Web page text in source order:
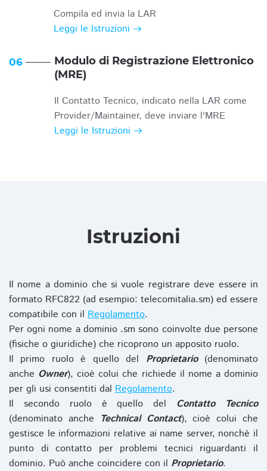
Compila ed invia la LAR
Leggi le Istruzioni
06
Modulo di Registrazione Elettronico
(MRE)
Il Contatto Tecnico, indicato nella LAR come
Provider/Maintainer, deve inviare l'MRE
Leggi le Istruzioni
Istruzioni
Il nome a dominio che si vuole registrare deve essere in
formato RFC822 (ad esempio: telecomitalia.sm) ed essere
compatibile con il Regolamento.
Per ogni nome a dominio .sm sono coinvolte due persone
(fisiche o giuridiche) che ricoprono un apposito ruolo.
Il primo ruolo è quello del Proprietario(denominato
anche Owner), cioè colui che richiede il nome a dominio
per gli usi consentiti dal Regolamento.
Il secondo ruolo è quello del Contatto Tecnico
(denominato anche Technical Contact), cioè colui che
gestisce le informazioni relative ai name server, nonchè il
punto di contatto per problemi tecnici riguardanti il
dominio. Può anche coincidere con il Proprietario.